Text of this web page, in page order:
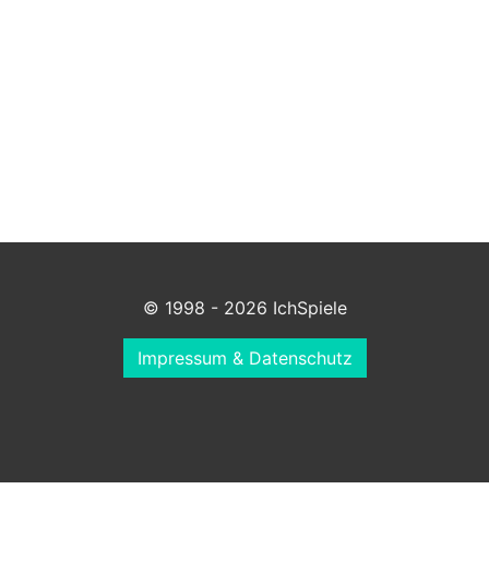
© 1998 - 2026 IchSpiele
Impressum & Datenschutz